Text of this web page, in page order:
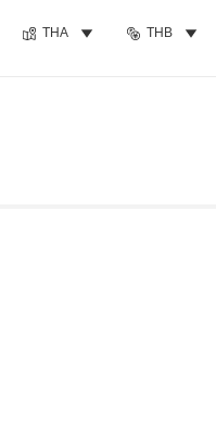
THA THB